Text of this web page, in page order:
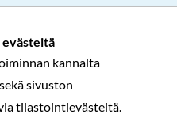
evästeitä
kannalta
sivuston
tilastointievästeitä.